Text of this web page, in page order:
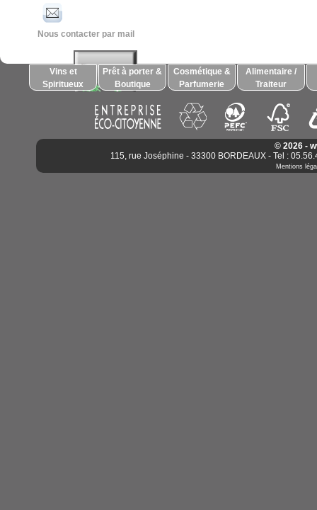
Nous contacter par mail
Vins et
Spiritueux
Prêt à porter &
Boutique
Cosmétique &
Parfumerie
Alimentaire /
Traiteur
© 2026 -
115, rue Joséphine - 33300 BORDEAUX - Tel :
Mentions